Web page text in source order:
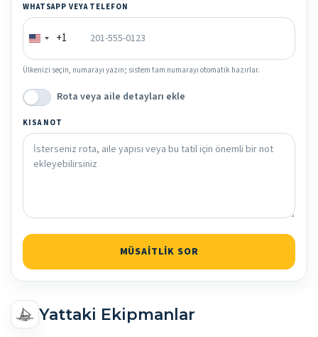
WHATSAPP VEYA TELEFON
+1
Ülkenizi seçin, numarayı yazın; sistem tam numarayı otomatik hazırlar.
Rota veya aile detayları ekle
KISA NOT
MÜSAITLIK SOR
Yattaki Ekipmanlar